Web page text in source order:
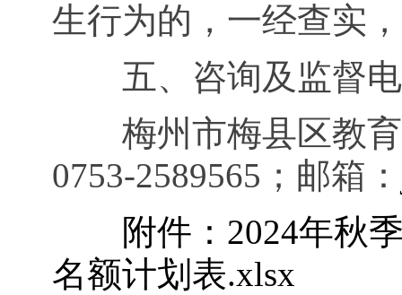
生行为的，一经查实
五、咨询及监督电
梅州市梅县区教育
0753-2589565；邮箱：
附件：2024年秋
名额计划表.xlsx